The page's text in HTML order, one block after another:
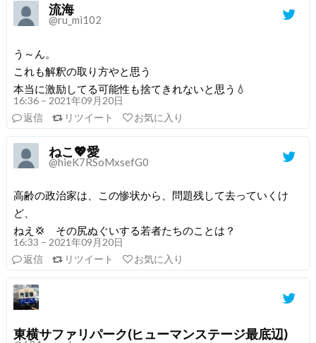
流海
@ru_mi102
う～ん。
これも解釈の取り方やと思う
本当に激励してる可能性も捨てきれないと思う💧
16:36 – 2021年09月20日
返信
リツイート お気に入り
ねこ💖愛
@hieK7RSoMxsefG0
高齢の政治家は、この惨状から、問題残して去っていくけ
ど、
ねえ💢 その尻ぬぐいする若者たちのことは？
16:33 – 2021年09月20日
返信
リツイート お気に入り
東横サファリパーク(ヒューマンステージ最底辺)